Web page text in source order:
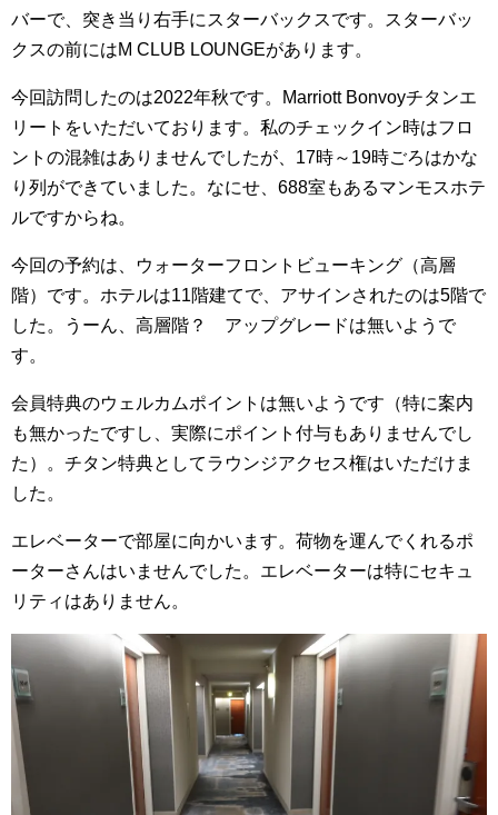
バーで、突き当り右手にスターバックスです。スターバッ
クスの前にはM CLUB LOUNGEがあります。
今回訪問したのは2022年秋です。Marriott Bonvoyチタンエ
リートをいただいております。私のチェックイン時はフロ
ントの混雑はありませんでしたが、17時～19時ごろはかな
り列ができていました。なにせ、688室もあるマンモスホテ
ルですからね。
今回の予約は、ウォーターフロントビューキング（高層
階）です。ホテルは11階建てで、アサインされたのは5階で
した。うーん、高層階？ アップグレードは無いようで
す。
会員特典のウェルカムポイントは無いようです（特に案内
も無かったですし、実際にポイント付与もありませんでし
た）。チタン特典としてラウンジアクセス権はいただけま
した。
エレベーターで部屋に向かいます。荷物を運んでくれるポ
ーターさんはいませんでした。エレベーターは特にセキュ
リティはありません。